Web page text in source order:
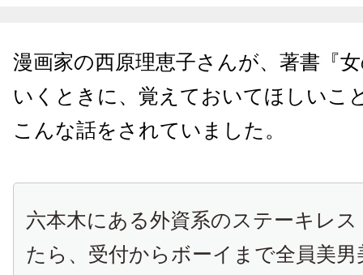
漫画家の西原理恵子さんが、著書『
いくときに、覚えておいてほしいこ
こんな話をされていました。
六本木にある外資系のステーキレ
たら、受付からボーイまで全員美男